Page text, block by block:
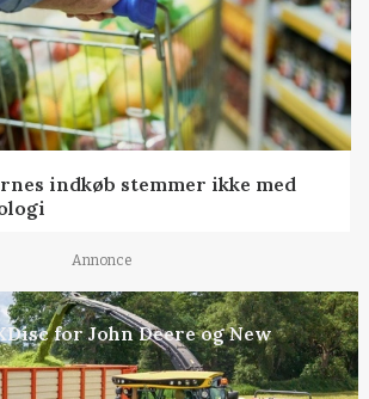
indkøb stemmer ikke med
Annonce
for John Deere og New